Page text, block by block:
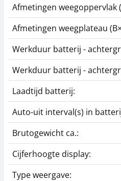
Voedingsadapter
KERN PFB-A05
34,20 €
41,38 € incl. btw.
Afmetingen weegoppervlak
Afmetingen weegplateau
Werkduur batterij -
Werkduur batterij -
Laadtijd batterij:
Auto-uit interval(s) in
Brutogewicht ca.:
Cijferhoogte display:
Type weergave: